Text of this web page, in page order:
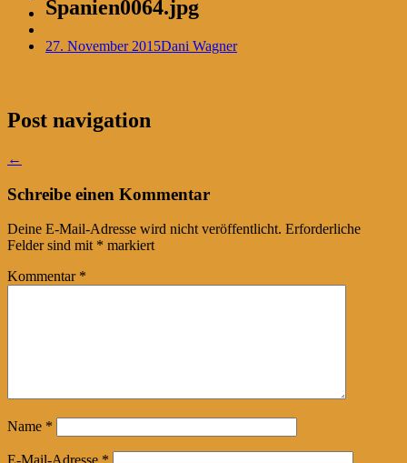
Spanien0064.jpg
27. November 2015Dani Wagner
Post navigation
←
Schreibe einen Kommentar
Deine E-Mail-Adresse wird nicht veröffentlicht. Erforderliche
Felder sind mit * markiert
Kommentar *
Name *